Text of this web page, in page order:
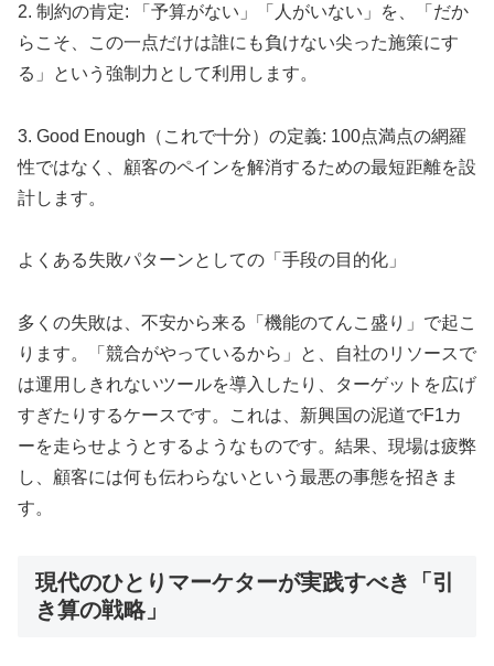
2. 制約の肯定: 「予算がない」「人がいない」を、「だか
らこそ、この一点だけは誰にも負けない尖った施策にす
る」という強制力として利用します。
3. Good Enough（これで十分）の定義: 100点満点の網羅
性ではなく、顧客のペインを解消するための最短距離を設
計します。
よくある失敗パターンとしての「手段の目的化」
多くの失敗は、不安から来る「機能のてんこ盛り」で起こ
ります。「競合がやっているから」と、自社のリソースで
は運用しきれないツールを導入したり、ターゲットを広げ
すぎたりするケースです。これは、新興国の泥道でF1カ
ーを走らせようとするようなものです。結果、現場は疲弊
し、顧客には何も伝わらないという最悪の事態を招きま
す。
現代のひとりマーケターが実践すべき「引
き算の戦略」